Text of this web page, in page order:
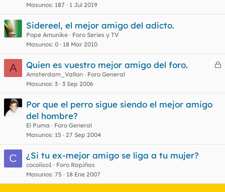
a
Masunos 187 1 Jul 2019
Sidereel, el mejor amigo del adicto.
Pope Amunike
Foro Series y TV
Masunos 0 18 Mar 2010
A
C
r
Quien es vuestro mejor amigo del foro.
Amsterdam_Vallon
Foro General
Masunos 3 3 Sep 2006
Por que el perro sigue siendo el mejor amigo
del hombre?
El Puma
Foro General
Masunos 15 27 Sep 2004
C ¿Si tu ex-mejor amigo se liga a tu mujer?
cocoliso1
Foro Rapiñas
Masunos 75 18 Ene 2007